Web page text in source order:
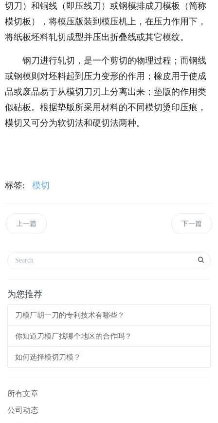
切刀）和铜线（即压线刀）或钢模排成刀模板（简称
模切板），将模压版装到模压机上，在压力作用下，
将纸板坯料轧切成型并压出折叠线或其它模纹。
钢刀进行轧切，是一个剪切的物理过程；而钢线
或钢模则对坯料起到压力变形的作用；橡皮用于使成
品或废品易于从模切刀刃上分离出来；垫版的作用类
似砧板。根据垫版所采用材料的不同模切烫印压痕，
模切又可分为软切法和硬切法两种。
标签: 模切
上一篇 下一篇
为您推荐
刀模厂胡一刀的专利技术有哪些？
你知道刀模厂找哪个地区的合作吗？
如何选择模切刀模？
所有文章
公司动态